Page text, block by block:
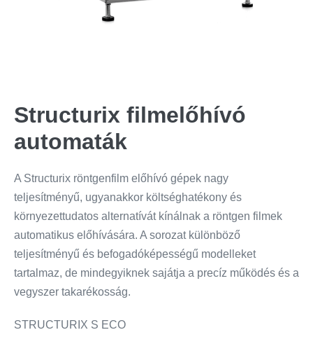
Structurix filmelőhívó
automaták
A Structurix röntgenfilm előhívó gépek nagy
teljesítményű, ugyanakkor költséghatékony és
környezettudatos alternatívát kínálnak a röntgen filmek
automatikus előhívására. A sorozat különböző
teljesítményű és befogadóképességű modelleket
tartalmaz, de mindegyiknek sajátja a precíz működés és a
vegyszer takarékosság.
STRUCTURIX S ECO